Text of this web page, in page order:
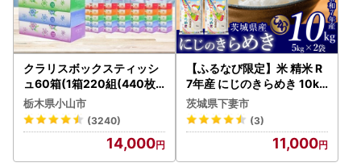
クラリスボックスティッシ
ュ60箱(1箱220組(440枚))
(5個入り×12セット)【配送
不可地域：離島・沖縄県】
【1256759】
栃木県小山市
(3240)
14,000
【ふるなび限定】米 精米 R
7年産 にじのきらめき 10kg
10月 FN-Limited-PR
茨城県下妻市
(3)
11,000